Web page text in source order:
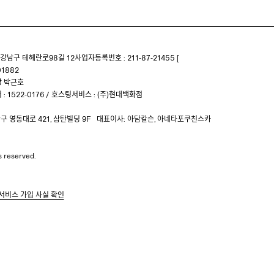
남구 테헤란로98길 12사업자등록번호 : 211-87-21455 [
박근호
: 1522-0176 / 호스팅서비스 : (주)현대백화점
영동대로 421, 삼탄빌딩 9F
대표이사: 아담칼슨, 아네타포쿠친스카
reserved.
비스 가입 사실 확인